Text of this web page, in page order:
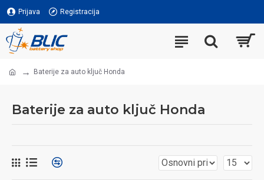
Prijava Registracija
Baterije za auto ključ Honda
Baterije za auto ključ Honda